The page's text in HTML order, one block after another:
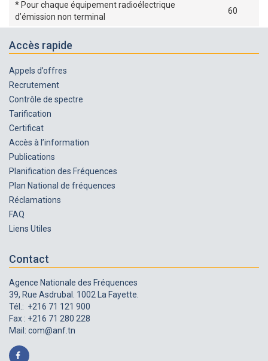
* Pour chaque équipement radioélectrique
d’émission non terminal
60
Accès rapide
Appels d’offres
Recrutement
Contrôle de spectre
Tarification
Certificat
Accès à l’information
Publications
Planification des Fréquences
Plan National de fréquences
Réclamations
FAQ
Liens Utiles
Contact
Agence Nationale des Fréquences
39, Rue Asdrubal. 1002 La Fayette.
Tél.: +216 71 121 900
Fax : +216 71 280 228
Mail: com@anf.tn